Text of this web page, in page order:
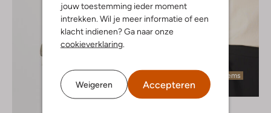
jouw toestemming ieder moment
intrekken. Wil je meer informatie of een
klacht indienen? Ga naar onze
cookieverklaring.
Weigeren Accepteren
Laatste items